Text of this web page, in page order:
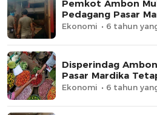
Pemkot Ambon
Pedagang Pasar
Ekonomi 6 tahun
Disperindag
Pasar Mardika
Ekonomi 6 tahun